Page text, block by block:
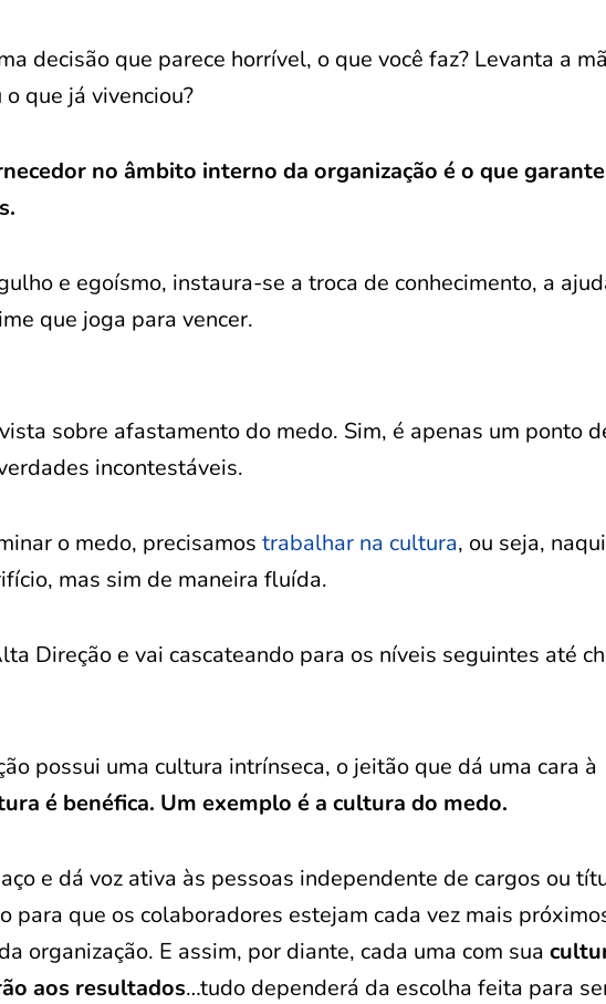
decisão que parece horrível, o que você faz? Levanta a
que já vivenciou?
no âmbito interno da organização é o que garante
e egoísmo, instaura-se a troca de conhecimento, a
que joga para vencer.
sobre afastamento do medo. Sim, é apenas um ponto
incontestáveis.
o medo, precisamos trabalhar na cultura, ou seja,
mas sim de maneira fluída.
Direção e vai cascateando para os níveis seguintes até
possui uma cultura intrínseca, o jeitão que dá uma cara à
é benéfica. Um exemplo é a cultura do medo.
e dá voz ativa às pessoas independente de cargos ou
para que os colaboradores estejam cada vez mais
organização. E assim, por diante, cada uma com sua
aos resultados…tudo dependerá da escolha feita para